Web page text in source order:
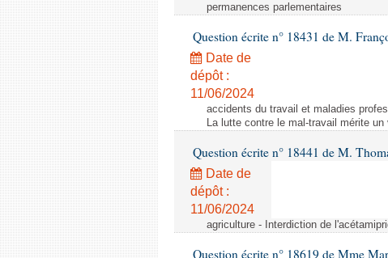
permanences parlementaires
Question écrite n° 18431 de M.
Date de
dépôt :
11/06/2024
accidents du travail et maladies
La lutte contre le mal-travail mérite un
Question écrite n° 18441 de M.
Date de
dépôt :
11/06/2024
agriculture - Interdiction de
Question écrite n° 18619 de Mme